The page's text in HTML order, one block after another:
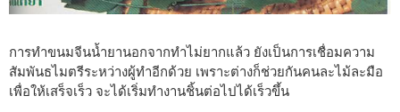
การทำขนมจีนน้ำยานอกจากทำไม่ยากแล้ว ยังเป็นการเชื่อมความ
สัมพันธไมตรีระหว่างผู้ทำอีกด้วย เพราะต่างก็ช่วยกันคนละไม้ละมือ
เพื่อให้เสร็จเร็ว จะได้เริ่มทำงานชิ้นต่อไปได้เร็วขึ้น